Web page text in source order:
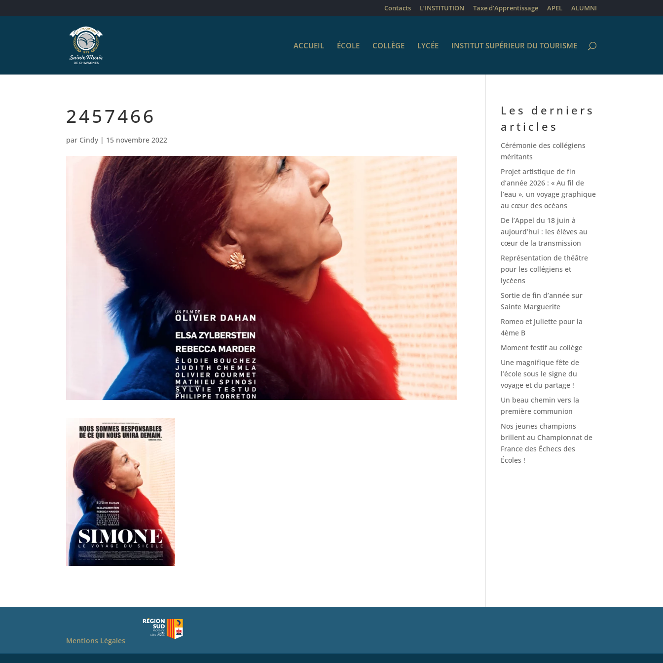
Contacts L’INSTITUTION Taxe d’Apprentissage APEL ALUMNI
ACCUEIL ÉCOLE COLLÈGE LYCÉE INSTITUT SUPÉRIEUR DU TOURISME
2457466
par Cindy | 15 novembre 2022
Les derniers
articles
Cérémonie des collégiens
méritants
Projet artistique de fin
d’année 2026 : « Au fil de
l’eau », un voyage graphique
au cœur des océans
De l’Appel du 18 juin à
aujourd’hui : les élèves au
cœur de la transmission
Représentation de théâtre
pour les collégiens et
lycéens
Sortie de fin d’année sur
Sainte Marguerite
Romeo et Juliette pour la
4ème B
Moment festif au collège
Une magnifique fête de
l’école sous le signe du
voyage et du partage !
Un beau chemin vers la
première communion
Nos jeunes champions
brillent au Championnat de
France des Échecs des
Écoles !
Mentions Légales